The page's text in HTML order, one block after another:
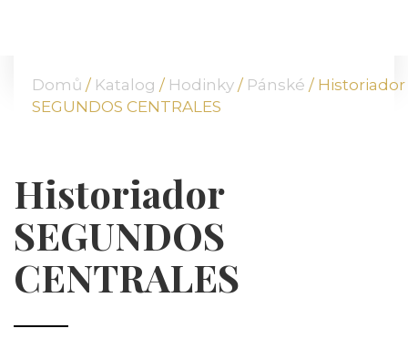
NABÍDKA
KOMODITY
TVÁŘE ATT
MÉDIA
PARTNEŘI
Domů / Katalog / Hodinky / Pánské / Historiador
SEGUNDOS CENTRALES
Historiador
SEGUNDOS
CENTRALES